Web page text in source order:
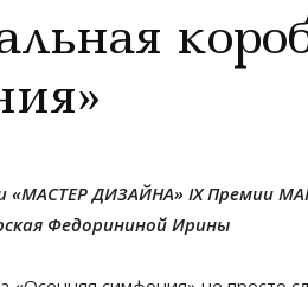
«МАСТЕР ДИЗАЙНА» IX Премии
Федорининой Ирины